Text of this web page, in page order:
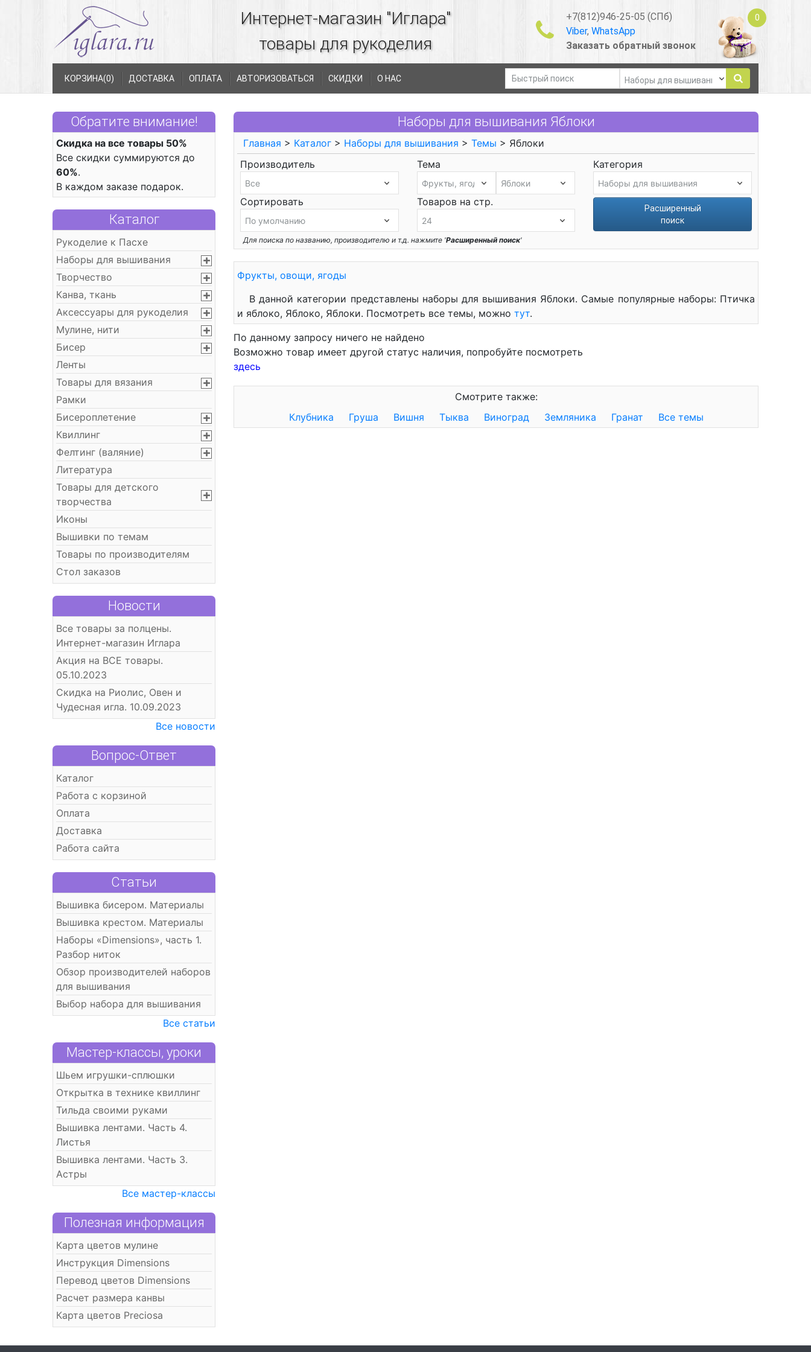
Интернет-магазин "Иглара"
товары для рукоделия
+7(812)946-25-05 (СПб)
Viber, WhatsApp
Заказать обратный звонок
0
КОРЗИНА(0) ДОСТАВКА ОПЛАТА АВТОРИЗОВАТЬСЯ СКИДКИ О НАС
Обратите внимание!
Скидка на все товары 50%
Все скидки суммируются до
60%.
В каждом заказе подарок.
Каталог
Рукоделие к Пасхе
Наборы для вышивания
Творчество
Канва, ткань
Аксессуары для рукоделия
Мулине, нити
Бисер
Ленты
Товары для вязания
Рамки
Бисероплетение
Квиллинг
Фелтинг (валяние)
Литература
Товары для детского
творчества
Иконы
Вышивки по темам
Товары по производителям
Стол заказов
Новости
Все товары за полцены.
Интернет-магазин Иглара
Акция на ВСЕ товары.
05.10.2023
Скидка на Риолис, Овен и
Чудесная игла. 10.09.2023
Все новости
Вопрос-Ответ
Каталог
Работа с корзиной
Оплата
Доставка
Работа сайта
Статьи
Вышивка бисером. Материалы
Вышивка крестом. Материалы
Наборы «Dimensions», часть 1.
Разбор ниток
Обзор производителей наборов
для вышивания
Выбор набора для вышивания
Все статьи
Мастер-классы, уроки
Шьем игрушки-сплюшки
Открытка в технике квиллинг
Тильда своими руками
Вышивка лентами. Часть 4.
Листья
Вышивка лентами. Часть 3.
Астры
Все мастер-классы
Полезная информация
Карта цветов мулине
Инструкция Dimensions
Перевод цветов Dimensions
Расчет размера канвы
Карта цветов Preciosa
Наборы для вышивания Яблоки
Главная > Каталог > Наборы для вышивания > Темы > Яблоки
Производитель
Тема Категория
Сортировать Товаров на стр.
Расширенный
поиск
Для поиска по названию, производителю и т.д. нажмите 'Расширенный поиск'
Фрукты, овощи, ягоды
В данной категории представлены наборы для вышивания Яблоки. Самые популярные наборы: Птичка
и яблоко, Яблоко, Яблоки. Посмотреть все темы, можно тут.
По данному запросу ничего не найдено
Возможно товар имеет другой статус наличия, попробуйте посмотреть
здесь
Смотрите также:
Клубника
Груша Вишня Тыква Виноград Земляника Гранат Все темы